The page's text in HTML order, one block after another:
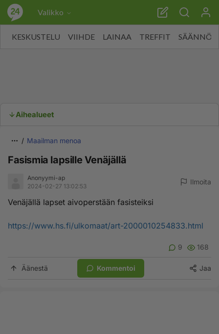
Valikko
KESKUSTELU VIIHDE LAINAA TREFFIT SÄÄNNÖT
Aihealueet
Maailman menoa
Fasismia lapsille Venäjällä
Anonyymi-ap
2024-02-27 13:02:53
Ilmoita
Venäjällä lapset aivoperstään fasisteiksi
https://www.hs.fi/ulkomaat/art-2000010254833.html
9 168
Äänestä Kommentoi Jaa